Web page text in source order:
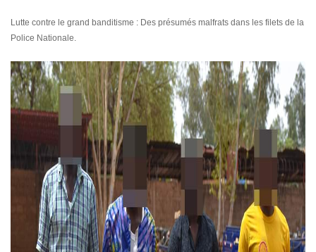
Lutte contre le grand banditisme : Des présumés malfrats dans les filets de la
Police Nationale.